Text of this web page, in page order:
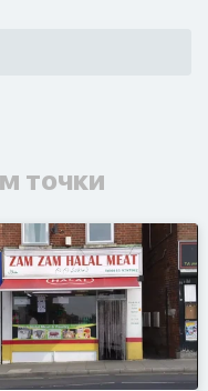
точки